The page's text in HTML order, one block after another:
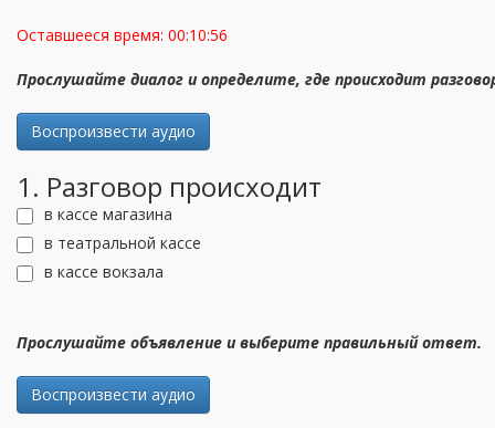
Оставшееся время: 00:10:55
Прослушайте диалог и определите, где происходит
Воспроизвести аудио
1. Разговор происходит
в кассе магазина
в театральной кассе
в кассе вокзала
Прослушайте объявление и выберите правильный ответ.
Воспроизвести аудио